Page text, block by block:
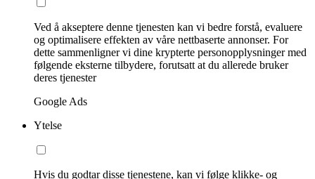
Ved å akseptere denne tjenesten kan vi bedre forstå, evaluere
og optimalisere effekten av våre nettbaserte annonser. For
dette sammenligner vi dine krypterte personopplysninger med
følgende eksterne tilbydere, forutsatt at du allerede bruker
deres tjenester
Google Ads
Ytelse
Hvis du godtar disse tjenestene, kan vi følge klikke- og